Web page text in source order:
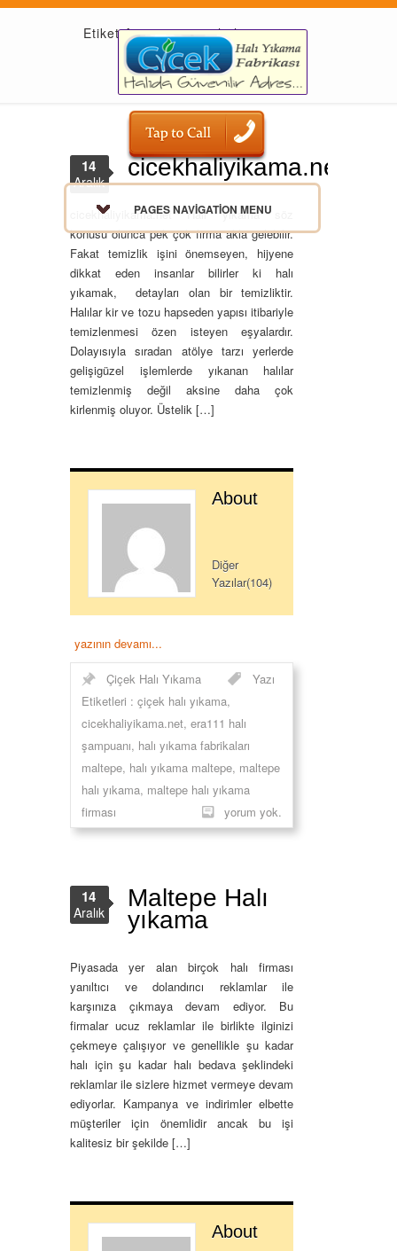
PAGES NAVIGATION MENU
Etiket Arşivi: era111 halı şampuanı
cicekhaliyikama.net
14
Aralık
cicekhaliyikama.net Halı yıkama söz
konusu olunca pek çok firma akla gelebilir.
Fakat temizlik işini önemseyen, hijyene
dikkat eden insanlar bilirler ki halı
yıkamak, detayları olan bir temizliktir.
Halılar kir ve tozu hapseden yapısı itibariyle
temizlenmesi özen isteyen eşyalardır.
Dolayısıyla sıradan atölye tarzı yerlerde
gelişigüzel işlemlerde yıkanan halılar
temizlenmiş değil aksine daha çok
kirlenmiş oluyor. Üstelik […]
About
Diğer
Yazılar(104)
yazının devamı...
Çiçek Halı Yıkama
Yazı
Etiketleri : çiçek halı yıkama,
cicekhaliyikama.net, era111 halı
şampuanı, halı yıkama fabrikaları
maltepe, halı yıkama maltepe, maltepe
halı yıkama, maltepe halı yıkama
firması
yorum yok.
Maltepe Halı
yıkama
14
Aralık
Piyasada yer alan birçok halı firması
yanıltıcı ve dolandırıcı reklamlar ile
karşınıza çıkmaya devam ediyor. Bu
firmalar ucuz reklamlar ile birlikte ilginizi
çekmeye çalışıyor ve genellikle şu kadar
halı için şu kadar halı bedava şeklindeki
reklamlar ile sizlere hizmet vermeye devam
ediyorlar. Kampanya ve indirimler elbette
müşteriler için önemlidir ancak bu işi
kalitesiz bir şekilde […]
About